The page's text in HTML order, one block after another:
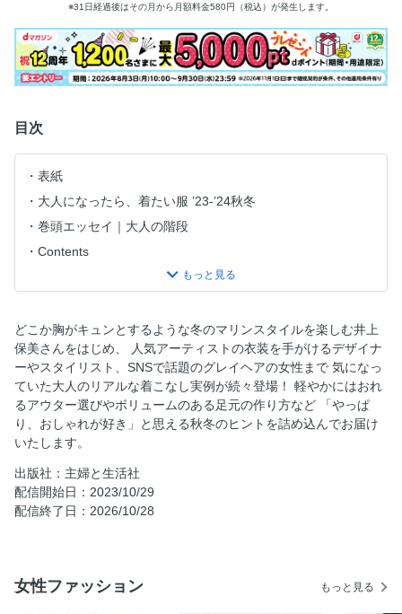
※31日経過後はその月から月額料金580円（税込）が発生します。
目次
表紙
大人になったら、着たい服 ’23-’24秋冬
巻頭エッセイ｜大人の階段
Contents
1｜小和田妙子さん 写真館運営／「今日」が幸せになるよう
に。「この日」を楽しむ洋服選びを
2｜依田邦代さん 編集者・コンセプトディレクター／グレイ
のショートヘアに。思い込みを手放したら、おしゃれを楽し
めるようになりました
3｜内山奈津子さん 「マッセ＊メンシュ」デザイナー／お手
本は’50〜’60年代の映画。どこか懐かしい、スタイルがある
着こなしを
連載｜「45R」デザイナー 井上保美さんのやっぱり、これが
好き。
〈気軽にはおれて、きれいに見える〉大人のコートは「ちょ
っとゆったり」or「短め」で
〈「ダジャ」板倉直子さんが提案〉今だから、大人の黒を再
発見
どこか胸がキュンとするような冬のマリンスタイルを楽しむ井上
保美さんをはじめ、 人気アーティストの衣装を手がけるデザイナ
ーやスタイリスト、SNSで話題のグレイヘアの女性まで 気になっ
ていた大人のリアルな着こなし実例が続々登場！ 軽やかにはおれ
るアウター選びやボリュームのある足元の作り方など 「やっぱ
り、おしゃれが好き」と思える秋冬のヒントを詰め込んでお届け
いたします。
出版社：主婦と生活社
配信開始日：2023/10/29
配信終了日：2026/10/28
女性ファッション もっと見る